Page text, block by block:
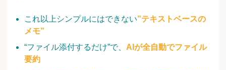
これ以上シンプルにはできない”テキストベースの
メモ”
“ファイル添付するだけ”で、 AIが全自動でファイル
要約